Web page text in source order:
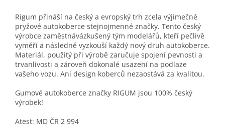
Rigum přináší na český a evropský trh zcela výjimečné
pryžové autokoberce stejnojmenné značky. Tento český
výrobce zaměstnávázkušený tým modelářů, kteří pečlivě
vyměří a následně vyzkouší každý nový druh autokoberce.
Materiál, použitý při výrobě zaručuje spojení pevnosti a
trvanlivosti a zároveň dokonalé usazení na podlaze
vašeho vozu. Ani design koberců nezaostává za kvalitou.
Gumové autokoberce značky RIGUM jsou 100% český
výrobek!
Atest: MD ČR 2 994